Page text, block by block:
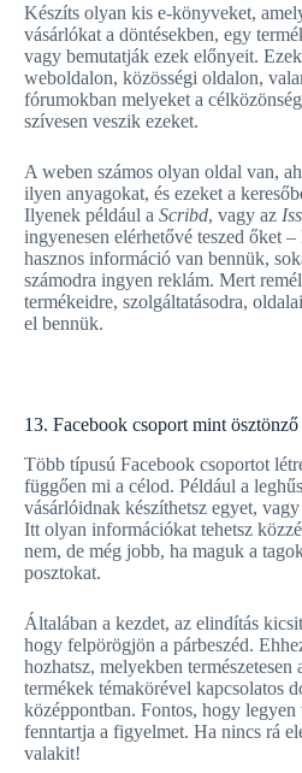
Készíts olyan kis e-könyveket,
vásárlókat a döntésekben, egy
vagy bemutatják ezek előnyeit.
weboldalon, közösségi oldalon,
fórumokban melyeket a
szívesen veszik ezeket.
A weben számos olyan oldal van,
ilyen anyagokat, és ezeket a
Ilyenek például a Scribd, vagy az
ingyenesen elérhetővé teszed őket –
hasznos információ van bennük,
számodra ingyen reklám. Mert
termékeidre, szolgáltatásodra,
el bennük.
13. Facebook csoport mint ösztönző
Több típusú Facebook csoportot
függően mi a célod. Például a
vásárlóidnak készíthetsz egyet,
Itt olyan információkat tehetsz
nem, de még jobb, ha maguk a
posztokat.
Általában a kezdet, az elindítás
hogy felpörögjön a párbeszéd.
hozhatsz, melyekben természetesen
termékek témakörével kapcsolatos
középpontban. Fontos, hogy
fenntartja a figyelmet. Ha nincs rá
valakit!